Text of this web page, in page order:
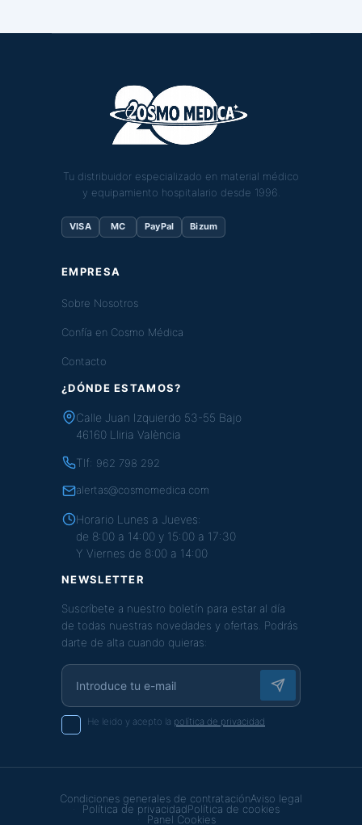
Tu distribuidor especializado en material médico
y equipamiento hospitalario desde 1996.
VISA MC PayPal Bizum
EMPRESA
Sobre Nosotros
Confía en Cosmo Médica
Contacto
¿DÓNDE ESTAMOS?
Calle Juan Izquierdo 53-55 Bajo
46160 Lliria València
Tlf: 962 798 292
alertas@cosmomedica.com
Horario Lunes a Jueves:
de 8:00 a 14:00 y 15:00 a 17:30
Y Viernes de 8:00 a 14:00
NEWSLETTER
Suscríbete a nuestro boletín para estar al día
de todas nuestras novedades y ofertas. Podrás
darte de alta cuando quieras:
He leido y acepto la política de privacidad
Condiciones generales de contrataciónAviso legal
Política de privacidadPolítica de cookies
Panel Cookies